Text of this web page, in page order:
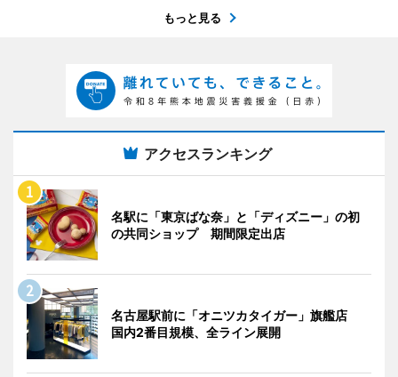
もっと見る
アクセスランキング
名駅に「東京ばな奈」と「ディズニー」の初
の共同ショップ 期間限定出店
名古屋駅前に「オニツカタイガー」旗艦店
国内2番目規模、全ライン展開